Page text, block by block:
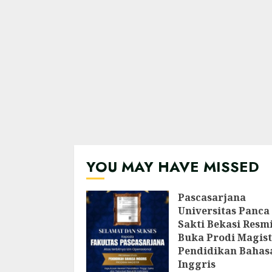
YOU MAY HAVE MISSED
Pascasarjana
Universitas Panca
Sakti Bekasi
Buka Prodi
Pendidikan
Inggris